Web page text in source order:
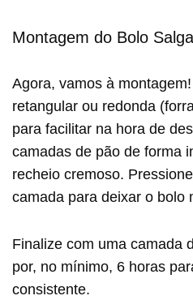
Montagem do Bolo
Agora, vamos à
retangular ou redonda
para facilitar na hora de
camadas de pão de forma
recheio cremoso.
camada para deixar o bolo
Finalize com uma camada
por, no mínimo, 6 horas
consistente.